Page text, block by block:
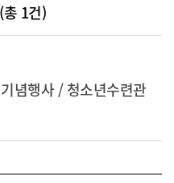
1건)
념행사 / 청소년수련관